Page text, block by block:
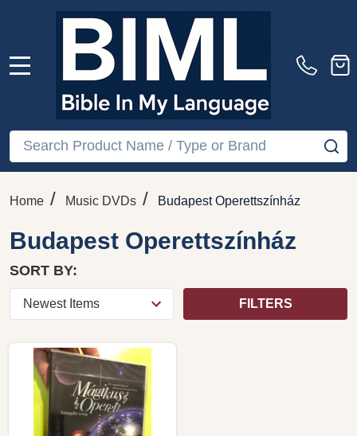
Search
Home / Music DVDs / Budapest Operettszínház
Budapest Operettszínház
SORT BY:
FILTERS